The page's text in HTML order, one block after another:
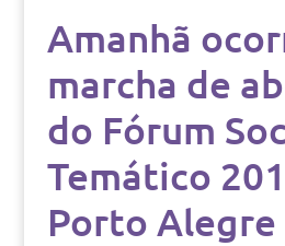
Amanhã
marcha de
do Fórum
Temático
Porto Alegre